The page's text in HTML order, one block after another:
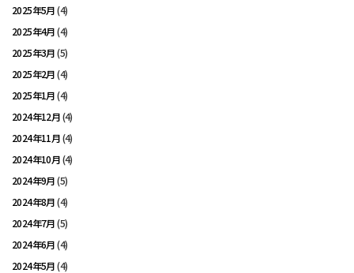
2025年5月(4)
2025年4月(4)
2025年3月(5)
2025年2月(4)
2025年1月(4)
2024年12月(4)
2024年11月(4)
2024年10月(4)
2024年9月(5)
2024年8月(4)
2024年7月(5)
2024年6月(4)
2024年5月(4)